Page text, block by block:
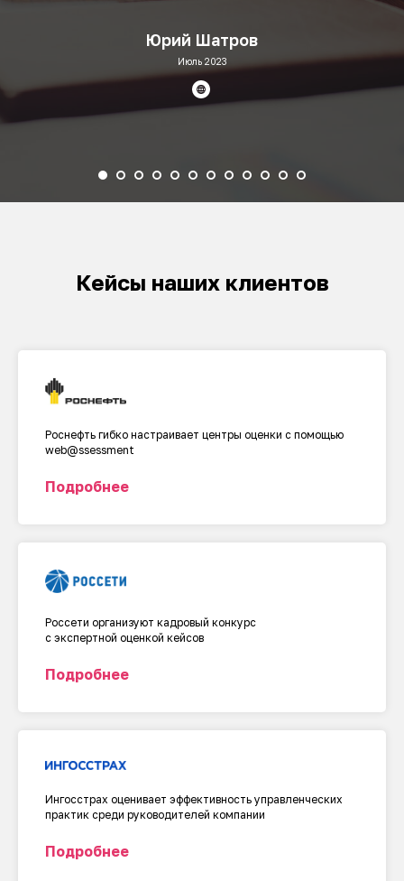
Юрий Шатров
Июль 2023
Кейсы наших клиентов
Роснефть гибко настраивает центры оценки с помощью
web@ssessment
Подробнее
Россети организуют кадровый конкурс
с экспертной оценкой кейсов
Подробнее
Ингосстрах оценивает эффективность управленческих
практик среди руководителей компании
Подробнее